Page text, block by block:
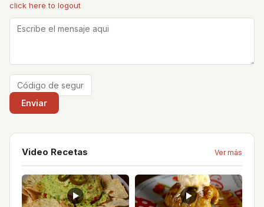
click here to logout
Video Recetas Ver más